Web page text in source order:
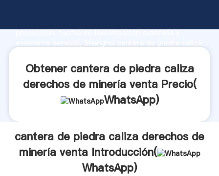
producción, fuerza de investigación avanzada y
aporta valores a todos los clientes.
Obtener cantera de piedra caliza
derechos de minería venta Precio(
WhatsApp)
cantera de piedra caliza derechos de
minería venta Introducción(
WhatsApp)